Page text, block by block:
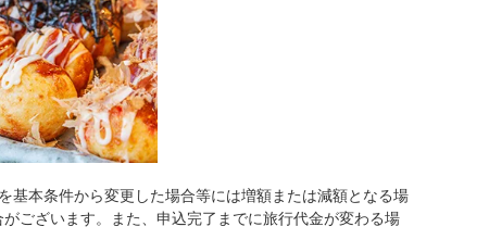
基本条件から変更した場合等には増額または減額となる場
ございます。また、申込完了までに旅行代金が変わる場